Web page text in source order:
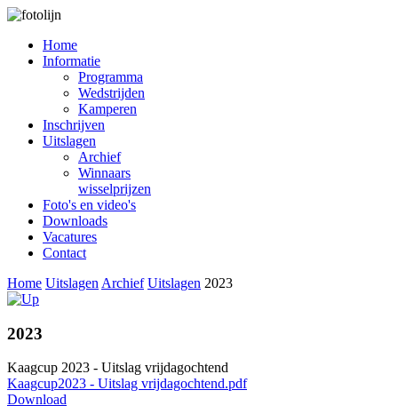
Home
Informatie
Programma
Wedstrijden
Kamperen
Inschrijven
Uitslagen
Archief
Winnaars
wisselprijzen
Foto's en video's
Downloads
Vacatures
Contact
Home Uitslagen Archief Uitslagen 2023
2023
Kaagcup 2023 - Uitslag vrijdagochtend
Kaagcup2023 - Uitslag vrijdagochtend.pdf
Download